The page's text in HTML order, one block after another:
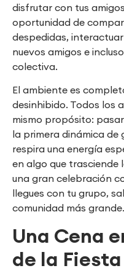
disfrutar con tus
oportunidad de
despedidas,
nuevos amigos e
colectiva.
El ambiente es
desinhibido. Todos los
mismo propósito:
la primera dinámica de
respira una energía
en algo que trasciende
una gran celebración
llegues con tu grupo,
comunidad más grande.
Una Cena
de la